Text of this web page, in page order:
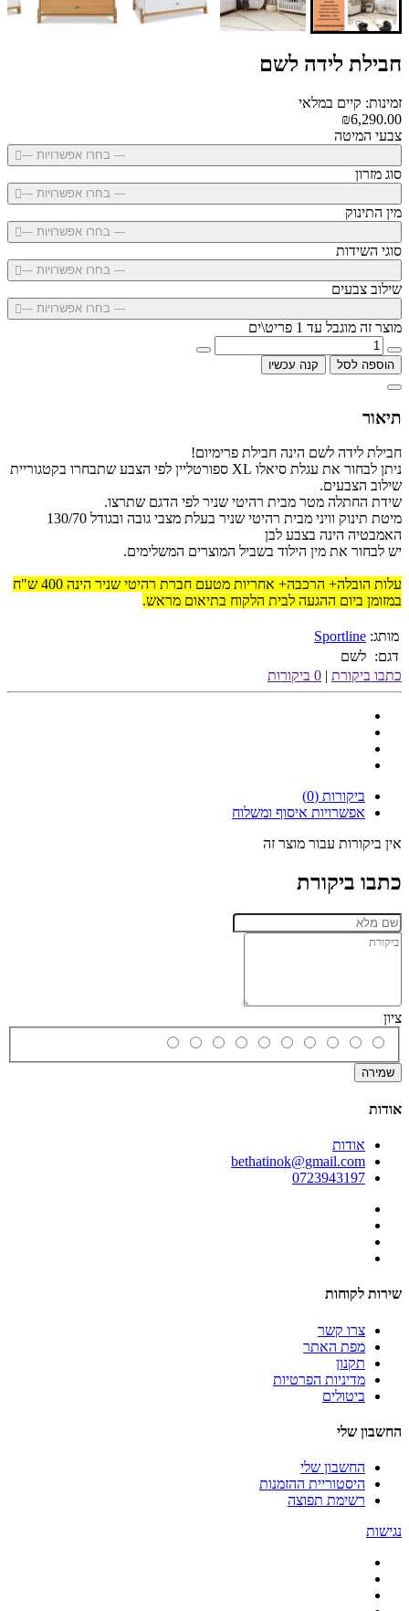
חבילת לידה לשם
זמינות: קיים במלאי
₪6,290.00
צבעי המיטה
--- בחרו אפשרויות ---
סוג מזרון
--- בחרו אפשרויות ---
מין התינוק
--- בחרו אפשרויות ---
סוגי השידות
--- בחרו אפשרויות ---
שילוב צבעים
--- בחרו אפשרויות ---
מוצר זה מוגבל עד 1 פריט\ים
הוספה לסל קנה עכשיו
תיאור
חבילת לידה לשם הינה חבילת פרימיום!
ניתן לבחור את עגלת סיאלו XL ספורטליין לפי הצבע שתבחרו בקטגוריית
שילוב הצבעים.
שידת החתלה מטר מבית רהיטי שניר לפי הדגם שתרצו.
מיטת תינוק וויני מבית רהיטי שניר בעלת מצבי גובה ובגודל 130/70
האמבטיה הינה בצבע לבן
יש לבחור את מין הילוד בשביל המוצרים המשלימים.
עלות הובלה+ הרכבה+ אחריות מטעם חברת רהיטי שניר הינה 400 ש"ח
במזומן ביום ההגעה לבית הלקוח בתיאום מראש.
מותג: Sportline
דגם: לשם
כתבו ביקורת | 0 ביקורות
ביקורות (0)
אפשרויות איסוף ומשלוח
אין ביקורות עבור מוצר זה
כתבו ביקורת
ציון
שמירה
אודות
אודות
bethatinok@gmail.com
0723943197
שירות לקוחות
צרו קשר
מפת האתר
תקנון
מדיניות הפרטיות
ביטולים
החשבון שלי
החשבון שלי
היסטוריית ההזמנות
רשימת תפוצה
נגישות